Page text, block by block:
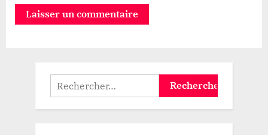
Rechercher :